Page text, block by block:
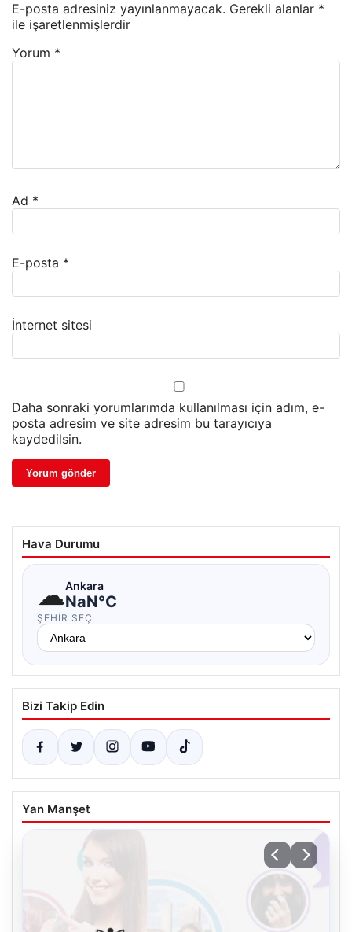
E-posta adresiniz yayınlanmayacak. Gerekli alanlar *
ile işaretlenmişlerdir
Yorum *
Ad *
E-posta *
İnternet sitesi
Daha sonraki yorumlarımda kullanılması için adım, e-
posta adresim ve site adresim bu tarayıcıya
kaydedilsin.
Hava Durumu
☁Ankara
NaN°C
ŞEHIR SEÇ
Bizi Takip Edin
Yan Manşet